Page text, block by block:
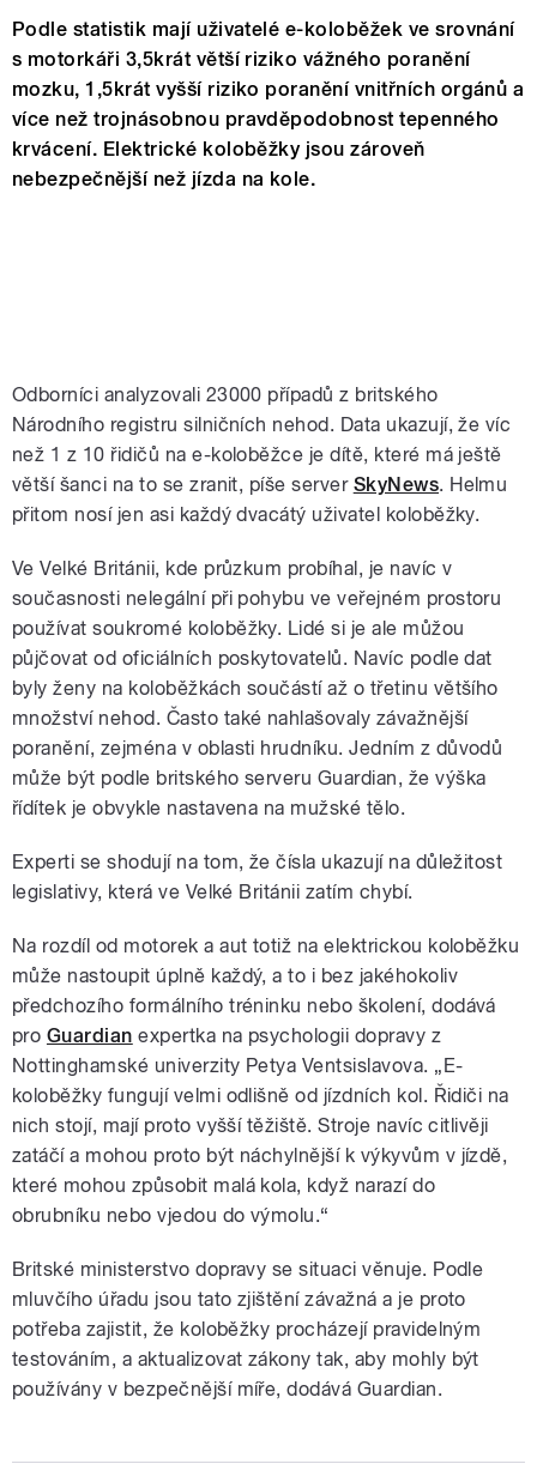
Podle statistik mají uživatelé e-koloběžek ve srovnání
s motorkáři 3,5krát větší riziko vážného poranění
mozku, 1,5krát vyšší riziko poranění vnitřních orgánů a
více než trojnásobnou pravděpodobnost tepenného
krvácení. Elektrické koloběžky jsou zároveň
nebezpečnější než jízda na kole.
Odborníci analyzovali 23000 případů z britského
Národního registru silničních nehod. Data ukazují, že víc
než 1 z 10 řidičů na e-koloběžce je dítě, které má ještě
větší šanci na to se zranit, píše server SkyNews. Helmu
přitom nosí jen asi každý dvacátý uživatel koloběžky.
Ve Velké Británii, kde průzkum probíhal, je navíc v
současnosti nelegální při pohybu ve veřejném prostoru
používat soukromé koloběžky. Lidé si je ale můžou
půjčovat od oficiálních poskytovatelů. Navíc podle dat
byly ženy na koloběžkách součástí až o třetinu většího
množství nehod. Často také nahlašovaly závažnější
poranění, zejména v oblasti hrudníku. Jedním z důvodů
může být podle britského serveru Guardian, že výška
řídítek je obvykle nastavena na mužské tělo.
Experti se shodují na tom, že čísla ukazují na důležitost
legislativy, která ve Velké Británii zatím chybí.
Na rozdíl od motorek a aut totiž na elektrickou koloběžku
může nastoupit úplně každý, a to i bez jakéhokoliv
předchozího formálního tréninku nebo školení, dodává
pro Guardian expertka na psychologii dopravy z
Nottinghamské univerzity Petya Ventsislavova. „E-
koloběžky fungují velmi odlišně od jízdních kol. Řidiči na
nich stojí, mají proto vyšší těžiště. Stroje navíc citlivěji
zatáčí a mohou proto být náchylnější k výkyvům v jízdě,
které mohou způsobit malá kola, když narazí do
obrubníku nebo vjedou do výmolu.“
Britské ministerstvo dopravy se situaci věnuje. Podle
mluvčího úřadu jsou tato zjištění závažná a je proto
potřeba zajistit, že koloběžky procházejí pravidelným
testováním, a aktualizovat zákony tak, aby mohly být
používány v bezpečnější míře, dodává Guardian.